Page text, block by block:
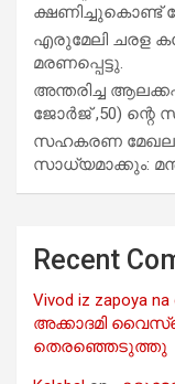
ക്ഷണിച്ചുകൊണ്ട്
എരുമേലി ചരള
മരണപ്പെട്ടു.
അന്തരിച്ച
ജോർജ് ,50) ന്റെ
സഹകരണ മേഖല
സാധ്യമാക്കും:
Recent
Vivod iz zapoya
അക്കാദമി
തെരഞ്ഞെടുത്തു